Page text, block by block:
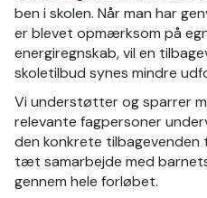
ben i skolen. Når man har
er blevet opmærksom på
energiregnskab, vil en
skoletilbud synes mindre
Vi understøtter og sparrer
relevante fagpersoner
den konkrete tilbagevenden
tæt samarbejde med
gennem hele forløbet.